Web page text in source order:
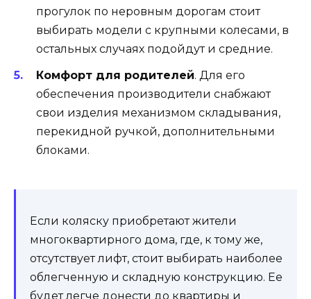
прогулок по неровным дорогам стоит
выбирать модели с крупными колесами, в
остальных случаях подойдут и средние.
Комфорт для родителей. Для его
обеспечения производители снабжают
свои изделия механизмом складывания,
перекидной ручкой, дополнительными
блоками.
Если коляску приобретают жители
многоквартирного дома, где, к тому же,
отсутствует лифт, стоит выбирать наиболее
облегченную и складную конструкцию. Ее
будет легче донести до квартиры и